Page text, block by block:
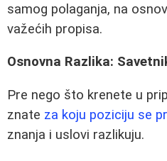
samog polaganja, na
važećih propisa.
Osnovna Razlika:
Pre nego što krenete u
znate za koju poziciju se
znanja i uslovi razlikuju.